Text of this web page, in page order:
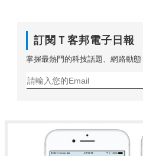
訂閱Ｔ客邦電子日報
掌握最熱門的科技話題、網路動態